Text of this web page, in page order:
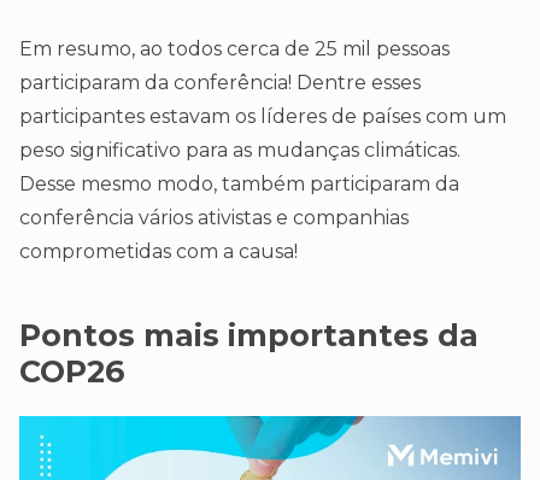
Em resumo, ao todos cerca de 25 mil pessoas
participaram da conferência! Dentre esses
participantes estavam os líderes de países com um
peso significativo para as mudanças climáticas.
Desse mesmo modo, também participaram da
conferência vários ativistas e companhias
comprometidas com a causa!
Pontos mais importantes da
COP26